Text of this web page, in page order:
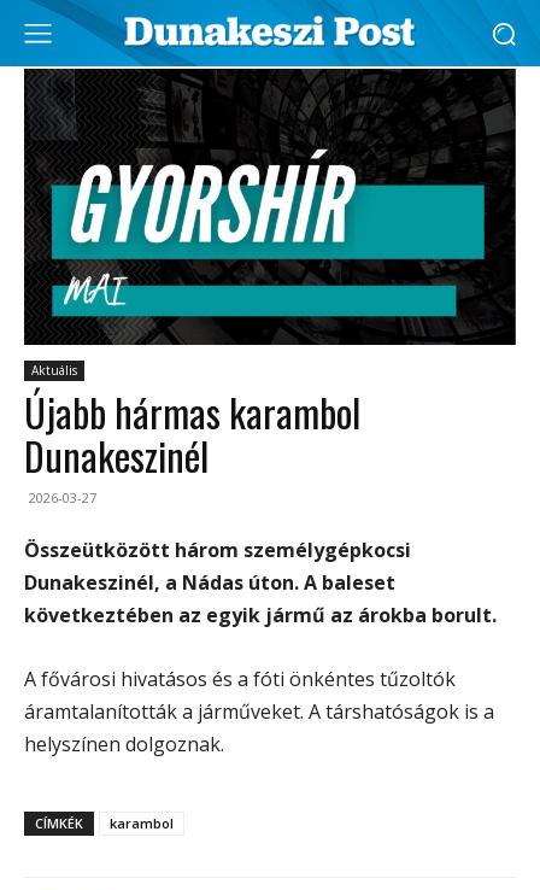
Aktuális
Újabb hármas karambol
Dunakeszinél
2026-03-27
Összeütközött három személygépkocsi
Dunakeszinél, a Nádas úton. A baleset
következtében az egyik jármű az árokba borult.
A fővárosi hivatásos és a fóti önkéntes tűzoltók
áramtalanították a járműveket. A társhatóságok is a
helyszínen dolgoznak.
CÍMKÉK karambol